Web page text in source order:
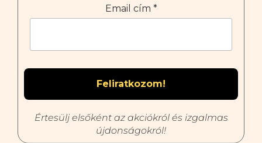
Email cím *
Értesülj elsőként az akciókról és izgalmas
újdonságokról!